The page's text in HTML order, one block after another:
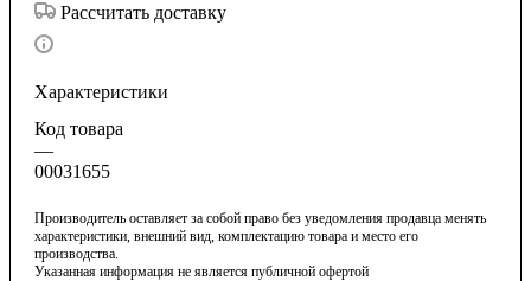
Рассчитать доставку
Характеристики
Код товара
—
00031655
Производитель оставляет за собой право без уведомления продавца менять
характеристики, внешний вид, комплектацию товара и место его
производства.
Указанная информация не является публичной офертой